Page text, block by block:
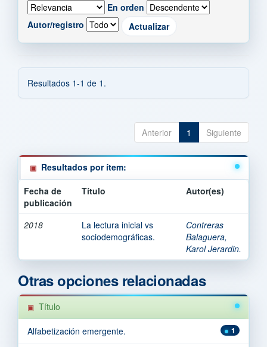
En orden
Autor/registro
Resultados 1-1 de 1.
Anterior 1 Siguiente
Resultados por ítem:
Fecha de
publicación
Título Autor(es)
2018
La lectura inicial vs
sociodemográficas.
Contreras
Balaguera,
Karol Jerardin.
Otras opciones relacionadas
Título
1
Alfabetización emergente.